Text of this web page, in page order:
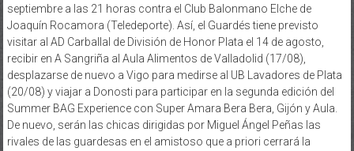
septiembre a las 21 horas contra el Club Balonmano Elche de
Joaquín Rocamora (Teledeporte). Así, el Guardés tiene previsto
visitar al AD Carballal de División de Honor Plata el 14 de agosto,
recibir en A Sangriña al Aula Alimentos de Valladolid (17/08),
desplazarse de nuevo a Vigo para medirse al UB Lavadores de Plata
(20/08) y viajar a Donosti para participar en la segunda edición del
Summer BAG Experience con Super Amara Bera Bera, Gijón y Aula.
De nuevo, serán las chicas dirigidas por Miguel Ángel Peñas las
rivales de las guardesas en el amistoso que a priori cerrará la